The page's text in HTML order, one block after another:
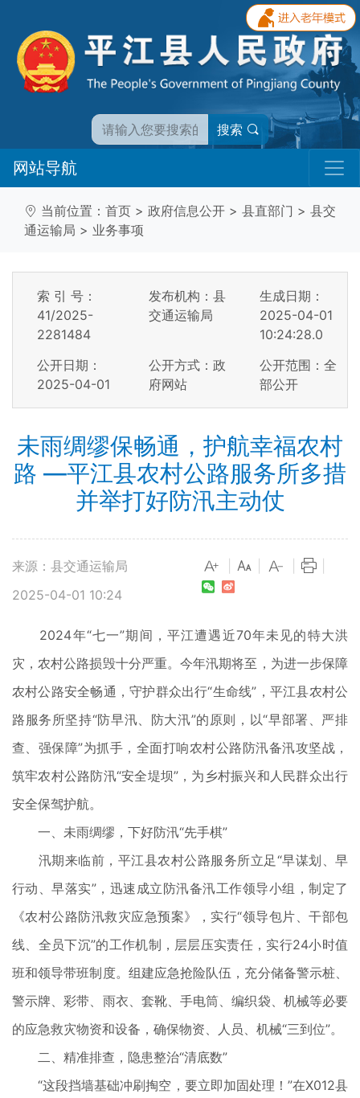
搜索
网站导航
当前位置： 首页 > 政府信息公开 > 县直部门 > 县交
通运输局 > 业务事项
索 引 号：
41/2025-
2281484
发布机构：县
交通运输局
生成日期：
2025-04-01
10:24:28.0
公开日期：
2025-04-01
公开方式：政
府网站
公开范围：全
部公开
未雨绸缪保畅通，护航幸福农村
路 —平江县农村公路服务所多措
并举打好防汛主动仗
来源：县交通运输局
2025-04-01 10:24
2024年“七一”期间，平江遭遇近70年未见的特大洪
灾，农村公路损毁十分严重。今年汛期将至，为进一步保障
农村公路安全畅通，守护群众出行“生命线”，平江县农村公
路服务所坚持“防早汛、防大汛”的原则，以“早部署、严排
查、强保障”为抓手，全面打响农村公路防汛备汛攻坚战，
筑牢农村公路防汛“安全堤坝”，为乡村振兴和人民群众出行
安全保驾护航。
一、未雨绸缪，下好防汛“先手棋”
汛期来临前，平江县农村公路服务所立足“早谋划、早
行动、早落实”，迅速成立防汛备汛工作领导小组，制定了
《农村公路防汛救灾应急预案》，实行“领导包片、干部包
线、全员下沉”的工作机制，层层压实责任，实行24小时值
班和领导带班制度。组建应急抢险队伍，充分储备警示桩、
警示牌、彩带、雨衣、套靴、手电筒、编织袋、机械等必要
的应急救灾物资和设备，确保物资、人员、机械“三到位”。
二、精准排查，隐患整治“清底数”
“这段挡墙基础冲刷掏空，要立即加固处理！”在X012县